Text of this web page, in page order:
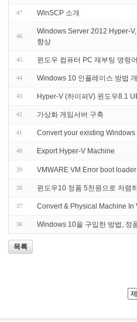
47 WinSCP 소개
46
Windows Server 2012 Hyper-
향상
45 윈도우 컴퓨터 PC 재부팅 명령
44 Windows 10 인플레이스 방법
43 Hyper-V (하이퍼V) 윈도우8.1
42 가상화 게임서버 구축
41 Convert your existing
40 Export Hyper-V Machine
39 VMWARE VM Error boot
38 윈도우10 정품 5천원으로 저렴
37 Convert & Physical Machine In
36 Windows 10을 구입한 방법, 정
목록